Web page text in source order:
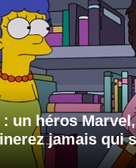
un héros
jamais qui